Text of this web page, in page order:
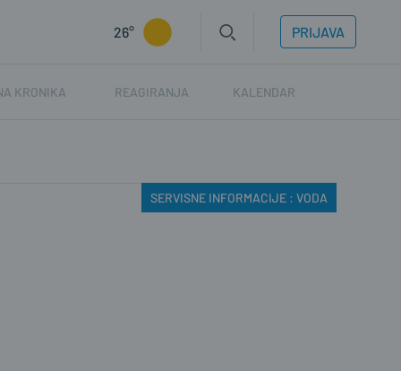
26° PRIJAVA
KRONIKA REAGIRANJA KALENDAR
SERVISNE INFORMACIJE : VODA